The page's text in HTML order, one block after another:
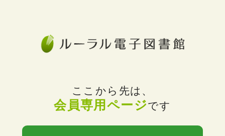
ここから先は、
会員専用ページです